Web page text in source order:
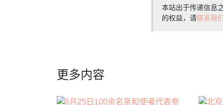
本站出于传递信息
的权益，请联系我
更多内容